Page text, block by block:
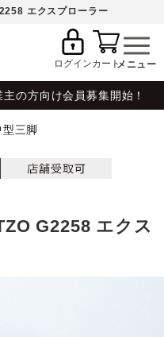
エクスプローラー
ログインカート
の方向け会員募集開始！
型三脚
G2258 エクス